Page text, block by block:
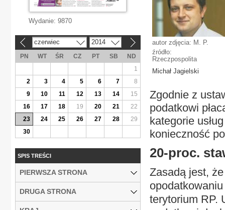
autor zdjęcia: M. P.
źródło:
Rzeczpospolita
Michał Jagielski
Zgodnie z
podatkowi
kategorie
konieczność
20-proc.
Zasadą jest,
terytorium RP.
Wydanie: 9870
czerwiec 2014
PN WT ŚR CZ PT SB
ND
1
2
3 4 5 6 7
8
9
10 11 12 13 14
15
16
17 18 19 20 21
22
23
24 25 26 27 28
29
30
SPIS TREŚCI
PIERWSZA STRONA
DRUGA STRONA